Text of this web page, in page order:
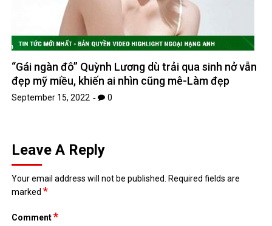
“Gái ngàn đô” Quỳnh Lương dù trải qua sinh nở vẫn
đẹp mỹ miều, khiến ai nhìn cũng mê-Làm đẹp
September 15, 2022 0
Leave A Reply
Your email address will not be published. Required fields are
marked*
Comment*